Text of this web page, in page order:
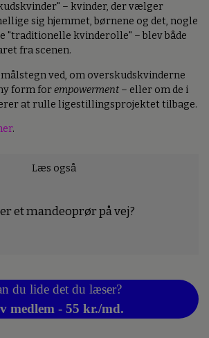
– kvinder, der vælger
sig hjemmet, børnene og det, nogle
"traditionelle kvinderolle" – blev både
fra scenen.
ved, om overskudskvinderne
form forempowerment – eller om de i
at rulle ligestillingsprojektet tilbage.
.
Læs også
et mandeoprør på vej?
du lide det du læser?
medlem - 55 kr./md.